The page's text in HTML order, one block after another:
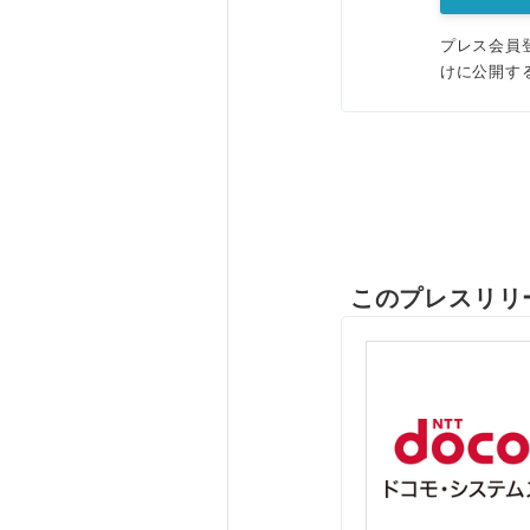
プレス会員
けに公開す
このプレスリ